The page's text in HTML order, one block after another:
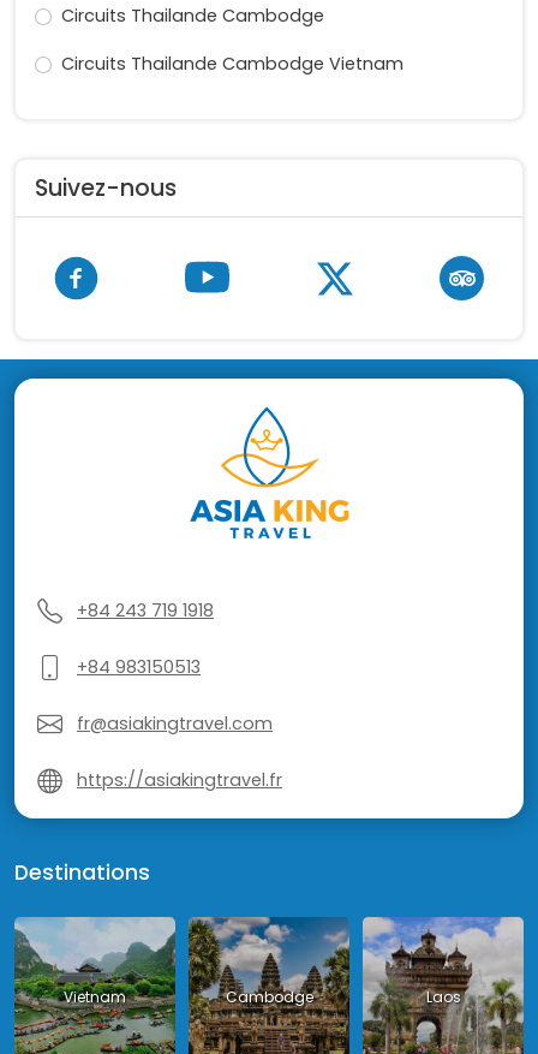
Circuits Thailande Cambodge
Circuits Thailande Cambodge Vietnam
Suivez-nous
+84 243 719 1918
+84 983150513
fr@asiakingtravel.com
https://asiakingtravel.fr
Destinations
Vietnam Cambodge Laos